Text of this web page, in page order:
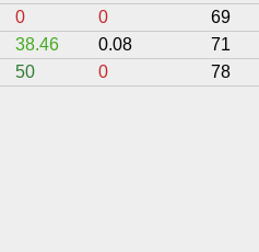
0 0 69
38.46 0.08 71
50 0 78